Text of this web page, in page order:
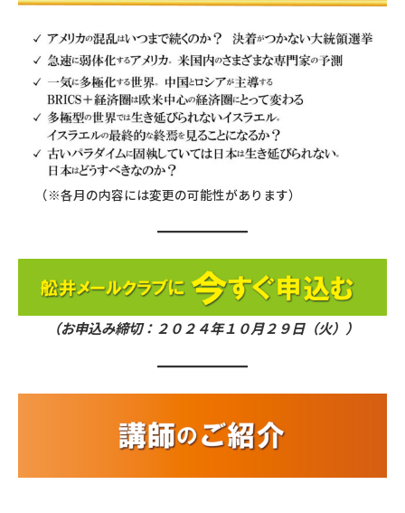
（※各月の内容には変更の可能性があります）
（お申込み締切：２０２４年１０月２９日（火））